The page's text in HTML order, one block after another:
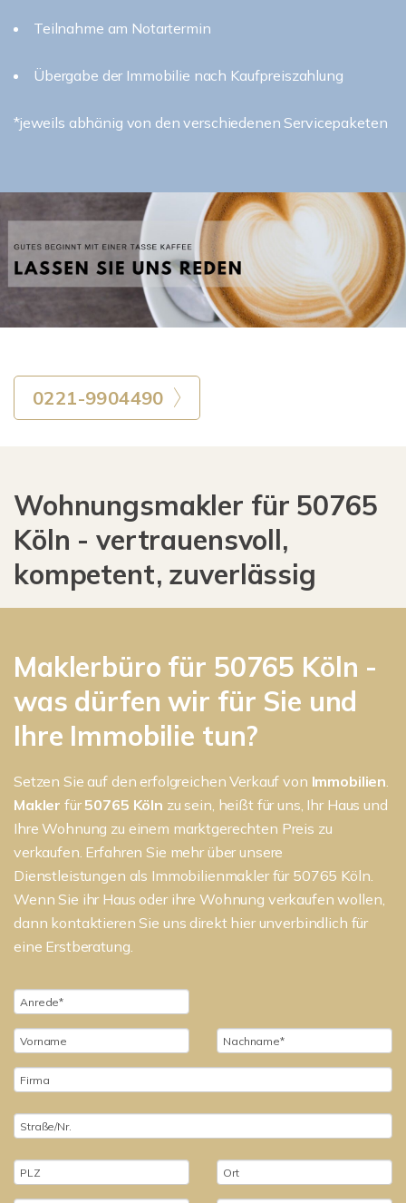
Teilnahme am Notartermin
Übergabe der Immobilie nach Kaufpreiszahlung
*jeweils abhänig von den verschiedenen Servicepaketen
0221-9904490
Wohnungsmakler für 50765
Köln - vertrauensvoll,
kompetent, zuverlässig
Maklerbüro für 50765 Köln -
was dürfen wir für Sie und
Ihre Immobilie tun?
Setzen Sie auf den erfolgreichen Verkauf von Immobilien.
Makler für50765 Köln zu sein, heißt für uns, Ihr Haus und
Ihre Wohnung zu einem marktgerechten Preis zu
verkaufen. Erfahren Sie mehr über unsere
Dienstleistungen als Immobilienmakler für 50765 Köln.
Wenn Sie ihr Haus oder ihre Wohnung verkaufen wollen,
dann kontaktieren Sie uns direkt hier unverbindlich für
eine Erstberatung.